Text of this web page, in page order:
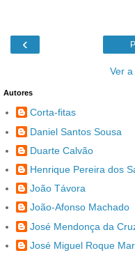
‹
Ver
Autores
Corta-fitas
Daniel Santos Sousa
Duarte Calvão
Henrique Pereira dos
João Távora
João-Afonso Machado
José Mendonça da
José Miguel Roque